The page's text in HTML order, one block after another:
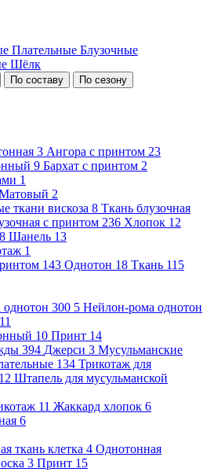
Плательные Блузочные
Шёлк
По составу По сезону
3 Ангора с принтом 23
9 Бархат с принтом 2
1
2
ткани вискоза 8 Ткань блузочная
с принтом 236 Хлопок 12
8 Шанель 13
1
143 Однотон 18 Ткань 115
300 5 Нейлон-рома однотон
11
10 Принт 14
394 Джерси 3 Мусульманские
134 Трикотаж для
12 Штапель для мусульманской
11 Жаккард хлопок 6
6
ткань клетка 4 Однотонная
3 Принт 15